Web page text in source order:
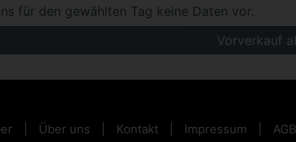
für den gewählten Tag keine Daten vor.
Vorverkauf
Über uns Kontakt Impressum AGB